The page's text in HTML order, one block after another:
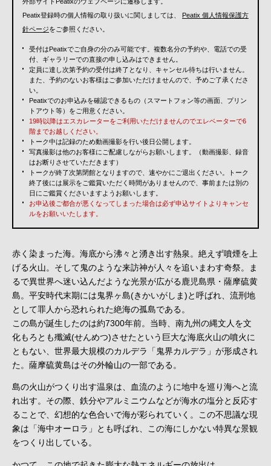
Peatix登録時の個人情報の取り扱いに関しましては、
Peatix 個人情報保護方
針ページをご参照ください。
受付はPeatixでご自身の分のみ可能です。複数名分の予約や、電話での受
付、ギャラリーでの直接の申し込みはできません。
定員に達し次第予約の受付は終了となり、キャンセル待ちは行いません。
また、予約のないお客様はご参加いただけませんので、予めご了承くださ
い。
Peatixでのお申込みを確認できるもの（スマートフォン等の画面、プリン
トアウト等）をご用意ください。
19時以降はエスカレーターをご利用いただけませんのでエレベーターで6
階までお越しください。
トーク中は記録のため動画撮影を行い後日公開します。
写真撮影は他のお客様にご配慮しながらお願いします。（動画撮影、録音
はお断りさせていただきます）
トークが終了次第閉館となりますので、速やかにご退出ください。トーク
終了後には展示をご鑑賞いただく時間がありませんので、事前または別の
日にご鑑賞くださいますようお願いします。
お申込後ご都合が悪くなってしまった場合は必ず申込サイトよりキャンセ
ルをお願いいたします。
赤く染まった海。海底から沸々と湧き出す熱泉。絶えず噴煙を上
げる火山。そして鬼のような来訪神が人々を追いまわす奇祭。ま
るで異世界へ迷い込んだような光景が広がる鹿児島県・薩摩硫黄
島。平安時代末期には鬼界ヶ島(きかいがしま)と呼ばれ、流刑地
として罪人から恐れられた絶海の孤島である。
この島が誕生したのは約7300年前。当時、南九州の縄文人を文
化もろとも殲滅(せんめつ)させたという巨大な海底火山の噴火に
ともない、世界最大規模のカルデラ「鬼界カルデラ」が形成され
た。薩摩硫黄島はその外輪山の一部である。
島の火山がつくり出す温泉は、血流のように地中を巡り海へと流
れ出す。その際、鉄分やアルミニウムなどが海水の塩分と反応す
ることで、幻想的な色合いで海が彩られていく。この不思議な現
象は「海中オーロラ」とも呼ばれ、この海にしかない特異な景観
をつくり出している。